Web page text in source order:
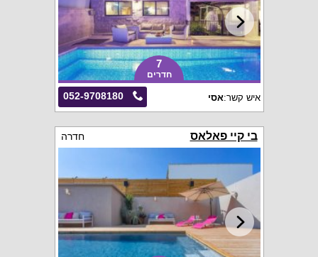
7
חדרים
052-9708180 איש קשר:אסי
בי קיי פאלאס חדרה